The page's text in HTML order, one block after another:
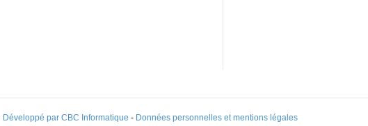
Développé par CBC Informatique - Données personnelles et mentions légales